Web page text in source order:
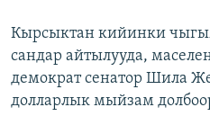
Кырсыктан кийинки
сандар айтылууда,
демократ сенатор Шила
долларлык мыйзам